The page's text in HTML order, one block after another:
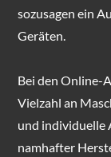
sozusagen ein
Geräten.
Bei den Online-
Vielzahl an
und individuelle
namhafter